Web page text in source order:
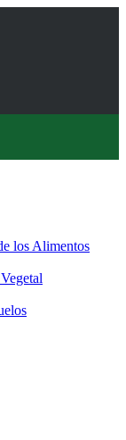
los Alimentos